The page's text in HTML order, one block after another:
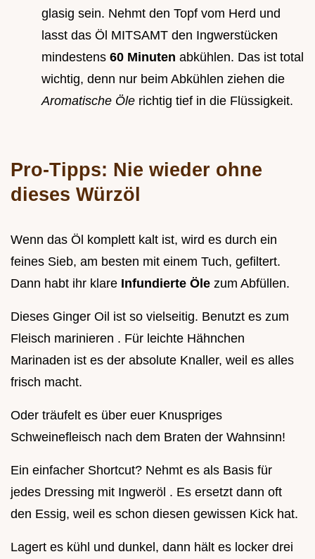
glasig sein. Nehmt den Topf vom Herd und
lasst das Öl MITSAMT den Ingwerstücken
mindestens 60 Minuten abkühlen. Das ist total
wichtig, denn nur beim Abkühlen ziehen die
Aromatische Öle richtig tief in die Flüssigkeit.
Pro-Tipps: Nie wieder ohne
dieses Würzöl
Wenn das Öl komplett kalt ist, wird es durch ein
feines Sieb, am besten mit einem Tuch, gefiltert.
Dann habt ihr klare Infundierte Öle zum Abfüllen.
Dieses Ginger Oil ist so vielseitig. Benutzt es zum
Fleisch marinieren . Für leichte Hähnchen
Marinaden ist es der absolute Knaller, weil es alles
frisch macht.
Oder träufelt es über euer Knuspriges
Schweinefleisch nach dem Braten der Wahnsinn!
Ein einfacher Shortcut? Nehmt es als Basis für
jedes Dressing mit Ingweröl . Es ersetzt dann oft
den Essig, weil es schon diesen gewissen Kick hat.
Lagert es kühl und dunkel, dann hält es locker drei